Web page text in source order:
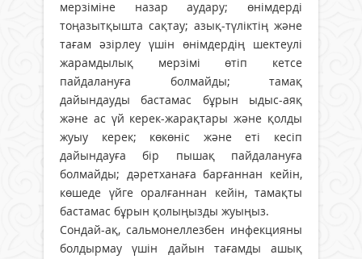
мерзіміне назар аудару; өнімдерді
тоңазытқышта сақтау; азық-түліктің және
тағам әзірлеу үшін өнімдердің шектеулі
жарамдылық мерзімі өтіп кетсе
пайдалануға болмайды; тамақ
дайындауды бастамас бұрын ыдыс-аяқ
және ас үй керек-жарақтары және қолды
жуыу керек; көкөніс және еті кесіп
дайындауға бір пышақ пайдалануға
болмайды; дәретханаға барғаннан кейін,
көшеде үйге оралғаннан кейін, тамақты
бастамас бұрын қолыңызды жуыңыз.
Сондай-ақ, сальмонеллезбен инфекцияны
болдырмау үшін дайын тағамды ашық